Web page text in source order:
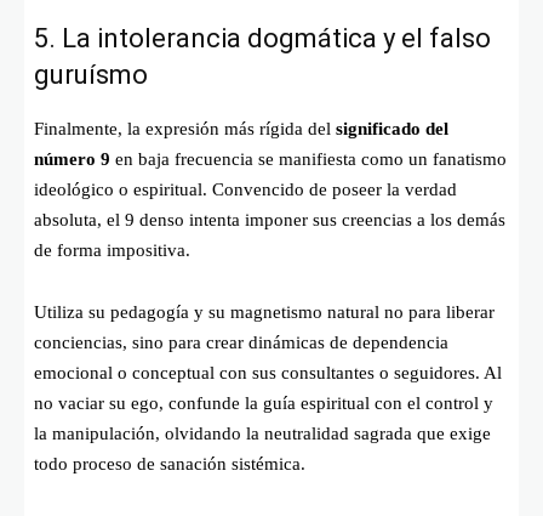
5. La intolerancia dogmática y el falso
guruísmo
Finalmente, la expresión más rígida del significado del
número 9 en baja frecuencia se manifiesta como un fanatismo
ideológico o espiritual. Convencido de poseer la verdad
absoluta, el 9 denso intenta imponer sus creencias a los demás
de forma impositiva.
Utiliza su pedagogía y su magnetismo natural no para liberar
conciencias, sino para crear dinámicas de dependencia
emocional o conceptual con sus consultantes o seguidores. Al
no vaciar su ego, confunde la guía espiritual con el control y
la manipulación, olvidando la neutralidad sagrada que exige
todo proceso de sanación sistémica.